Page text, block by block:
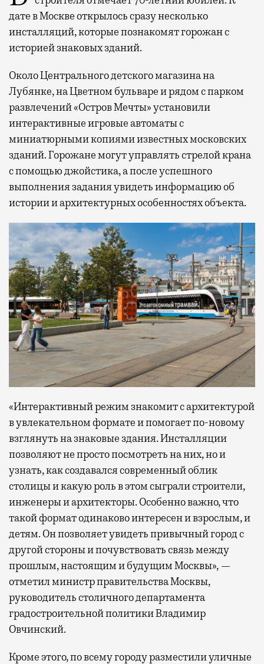
дате в Москве открылось сразу несколько
инсталляций, которые познакомят горожан с
историей знаковых зданий.
Около Центрального детского магазина на
Лубянке, на Цветном бульваре и рядом с парком
развлечений «Остров Мечты» установили
интерактивные игровые автоматы с
миниатюрными копиями известных московских
зданий. Горожане могут управлять стрелой крана
с помощью джойстика, а после успешного
выполнения задания увидеть информацию об
истории и архитектурных особенностях объекта.
«Интерактивный режим знакомит с архитектурой
в увлекательном формате и помогает по-новому
взглянуть на знаковые здания. Инсталляции
позволяют не просто посмотреть на них, но и
узнать, как создавался современный облик
столицы и какую роль в этом сыграли строители,
инженеры и архитекторы. Особенно важно, что
такой формат одинаково интересен и взрослым, и
детям. Он позволяет увидеть привычный город с
другой стороны и почувствовать связь между
прошлым, настоящим и будущим Москвы», —
отметил министр правительства Москвы,
руководитель столичного департамента
градостроительной политики Владимир
Овчинский.
Кроме этого, по всему городу разместили уличные